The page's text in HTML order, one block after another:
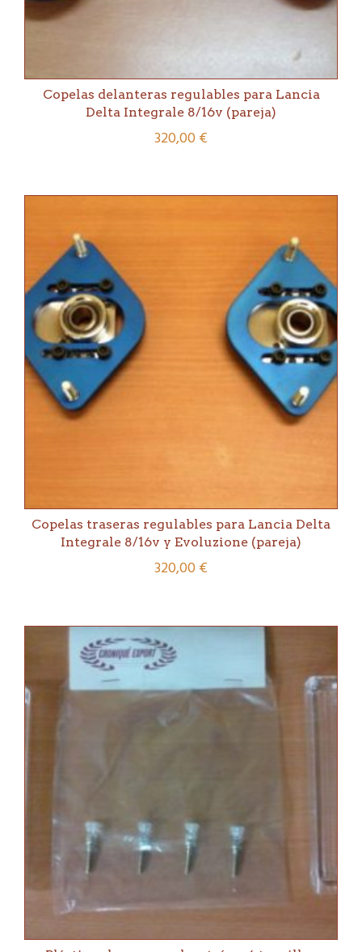
Copelas delanteras regulables para Lancia
Delta Integrale 8/16v (pareja)
320,00€
Copelas traseras regulables para Lancia Delta
Integrale 8/16v y Evoluzione (pareja)
320,00€